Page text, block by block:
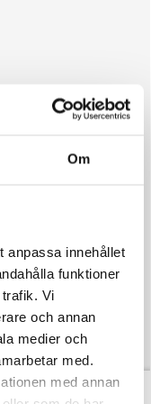
Om
anpassa innehållet
funktioner
Vi
och annan
medier och
med.
med annan